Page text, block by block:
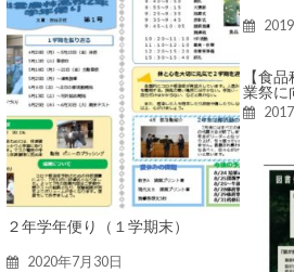
２年学年便り（１学期末）
2020年7月30日
【食
業祭に